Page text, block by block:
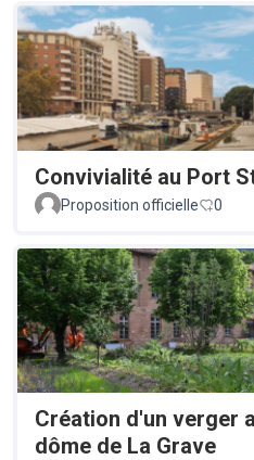
Convivialité au Port
Proposition officielle
0
Création d'un verger
dôme de La Grave